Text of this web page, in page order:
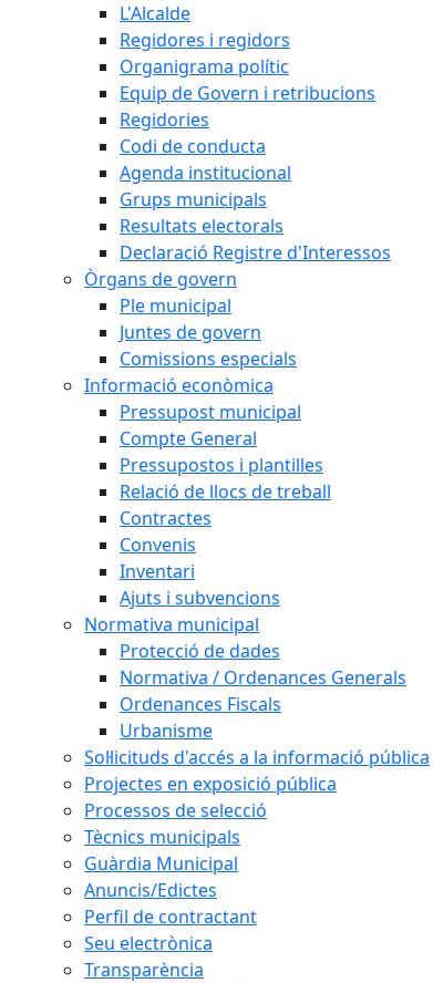
L'Alcalde
Regidores i regidors
Organigrama polític
Equip de Govern i retribucions
Regidories
Codi de conducta
Agenda institucional
Grups municipals
Resultats electorals
Declaració Registre d'Interessos
Òrgans de govern
Ple municipal
Juntes de govern
Comissions especials
Informació econòmica
Pressupost municipal
Compte General
Pressupostos i plantilles
Relació de llocs de treball
Contractes
Convenis
Inventari
Ajuts i subvencions
Normativa municipal
Protecció de dades
Normativa / Ordenances Generals
Ordenances Fiscals
Urbanisme
Sol·licituds d'accés a la informació pública
Projectes en exposició pública
Processos de selecció
Tècnics municipals
Guàrdia Municipal
Anuncis/Edictes
Perfil de contractant
Seu electrònica
Transparència